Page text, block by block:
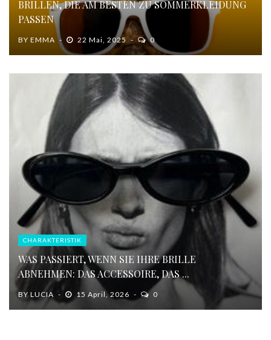
BRILLEN, DIE AM BESTEN ZU SOMMERKLEIDUNG
PASSEN
BY EMMA 22 Mai, 2025 0
CHARAKTERISTIK
WAS PASSIERT, WENN SIE IHRE BRILLE
ABNEHMEN: DAS ACCESSOIRE, DAS ...
BY LUCIA 15 April, 2026 0